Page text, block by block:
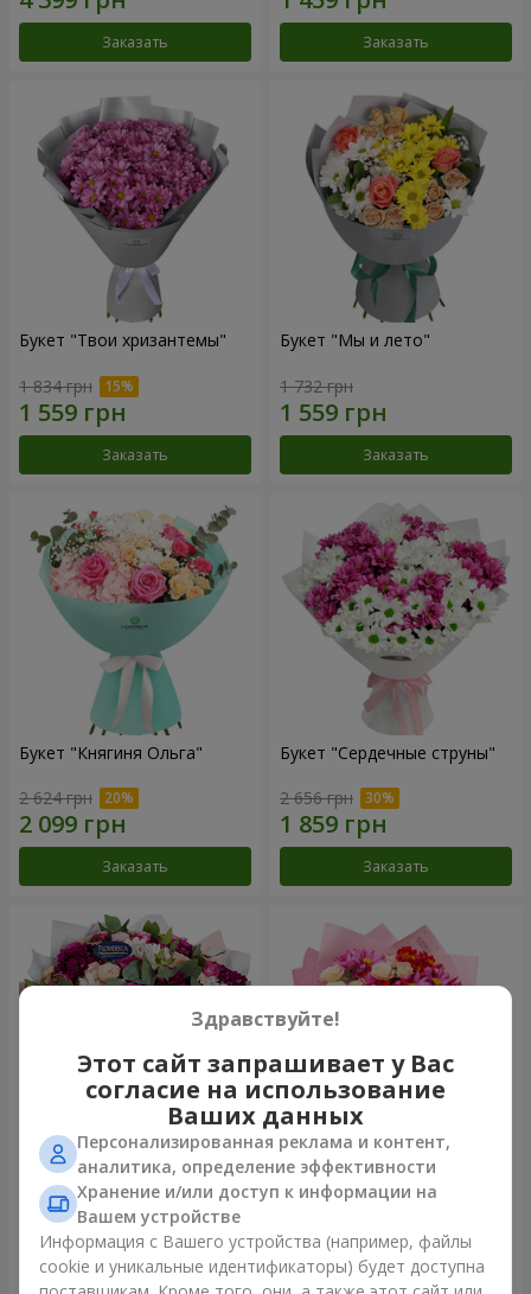
Заказать Заказать
Букет "Твои хризантемы"
1 834 грн
Заказать
Букет "Мы и лето"
1 732 грн
Заказать
Букет "Княгиня Ольга"
2 624 грн
Заказать
Букет "Сердечные струны"
2 656 грн
Заказать
Букет "Все для тебя...!"
6 124 грн
Заказать
Букет "Нежная любовь"
Заказать
Здравствуйте!
Этот сайт запрашивает у Вас
согласие на использование
Ваших данных
Персонализированная реклама и контент,
аналитика, определение эффективности
Хранение и/или доступ к информации на
Вашем устройстве
Информация с Вашего устройства (например, файлы
cookie и уникальные идентификаторы) будет доступна